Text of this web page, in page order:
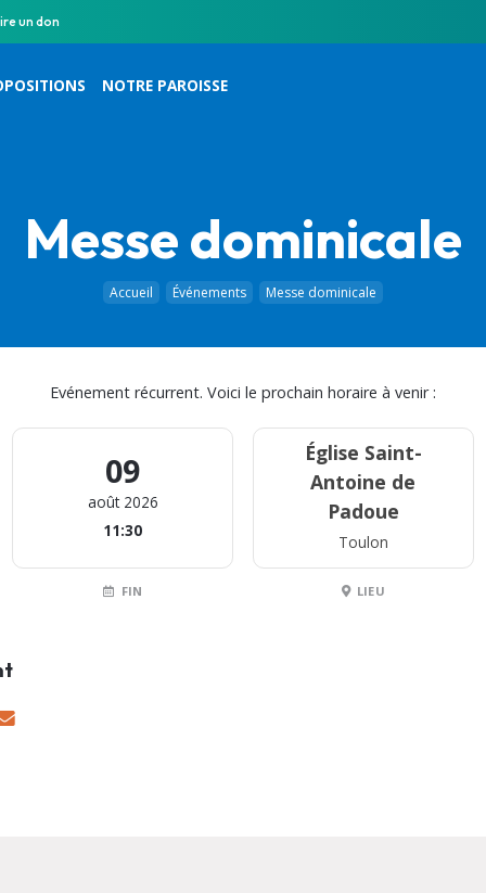
un don
NOTRE PAROISSE
Messe dominicale
Accueil Événements Messe dominicale
Evénement récurrent. Voici le prochain horaire à venir :
09
août 2026
11:30
FIN
Église Saint-
Antoine de
Padoue
Toulon
LIEU